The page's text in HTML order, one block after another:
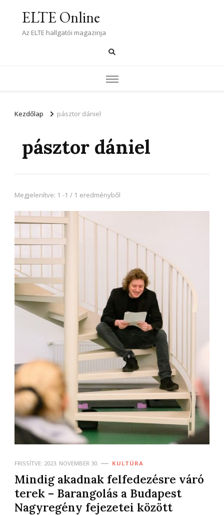
ELTE Online
Az ELTE hallgatói magazinja
Kezdőlap pásztor dániel
pásztor dániel
Megjelenítve: 1 -1 / 1 eredményből
FRISSÍTVE: 2023. NOVEMBER 30. KULTÚRA
Mindig akadnak felfedezésre váró
terek – Barangolás a Budapest
Nagyregény fejezetei között